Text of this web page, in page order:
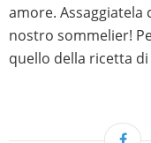
amore. Assaggiatela
nostro sommelier!
quello della ricetta